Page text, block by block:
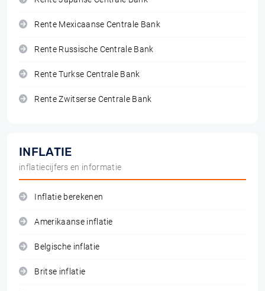
Rente Mexicaanse Centrale Bank
Rente Russische Centrale Bank
Rente Turkse Centrale Bank
Rente Zwitserse Centrale Bank
INFLATIE
inflatiecijfers en informatie
Inflatie berekenen
Amerikaanse inflatie
Belgische inflatie
Britse inflatie